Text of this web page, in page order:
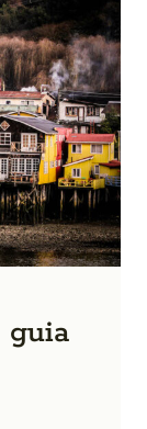
guia